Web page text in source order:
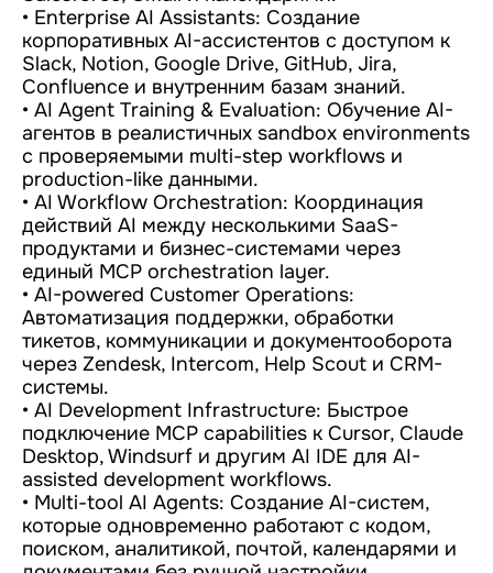
• Enterprise AI Assistants: Создание
корпоративных AI-ассистентов с доступом к
Slack, Notion, Google Drive, GitHub, Jira,
Confluence и внутренним базам знаний.
• AI Agent Training & Evaluation: Обучение AI-
агентов в реалистичных sandbox environments
с проверяемыми multi-step workflows и
production-like данными.
• AI Workflow Orchestration: Координация
действий AI между несколькими SaaS-
продуктами и бизнес-системами через
единый MCP orchestration layer.
• AI-powered Customer Operations:
Автоматизация поддержки, обработки
тикетов, коммуникации и документооборота
через Zendesk, Intercom, Help Scout и CRM-
системы.
• AI Development Infrastructure: Быстрое
подключение MCP capabilities к Cursor, Claude
Desktop, Windsurf и другим AI IDE для AI-
assisted development workflows.
• Multi-tool AI Agents: Создание AI-систем,
которые одновременно работают с кодом,
поиском, аналитикой, почтой, календарями и